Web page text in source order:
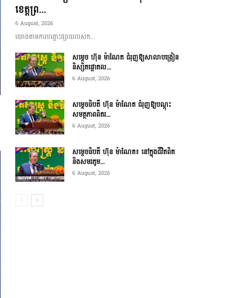
ខេត្តព្រ...
6 August, 2026
យោងតាមការបង្ហោះផ្សាយរបស់ក...
សម្តេច ហ៊ុន ម៉ាណែត ជំរុញឱ្យសាលាបង្រៀន
និស្សិតផ្តោតល...
6 August, 2026
សម្តេចធិបតី ហ៊ុន ម៉ាណែត ជំរុញឱ្យបណ្តុះ
សមត្ថភាពពិតរ...
6 August, 2026
សម្តេចធិបតី ហ៊ុន ម៉ាណែត៖ នៅក្នុងជីវិតពិត
និងសមរភូម...
6 August, 2026